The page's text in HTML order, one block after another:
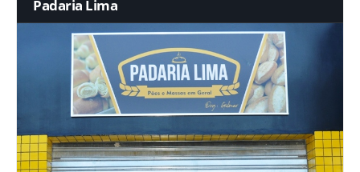
Padaria Lima